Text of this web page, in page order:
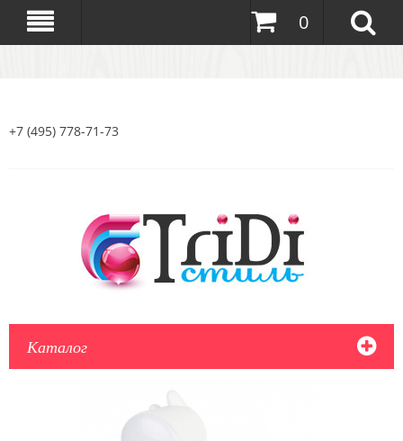
0
+7 (495) 778-71-73
Каталог